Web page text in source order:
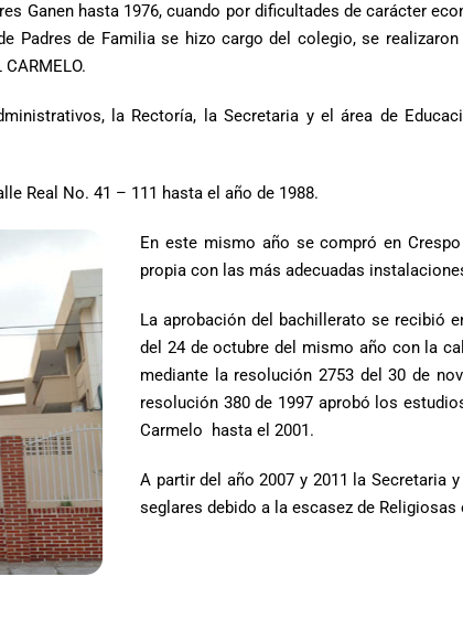
Ganen hasta 1976, cuando por dificultades de carácter
Padres de Familia se hizo cargo del colegio, se
CARMELO.
la Rectoría, la Secretaria y el área de
Real No. 41 – 111 hasta el año de 1988.
En este mismo año se compró en
propia con las más adecuadas
La aprobación del bachillerato se recibió
del 24 de octubre del mismo año con la
mediante la resolución 2753 del 30 de
resolución 380 de 1997 aprobó los
Carmelo hasta el 2001.
A partir del año 2007 y 2011 la Secretaria
seglares debido a la escasez de Religiosas